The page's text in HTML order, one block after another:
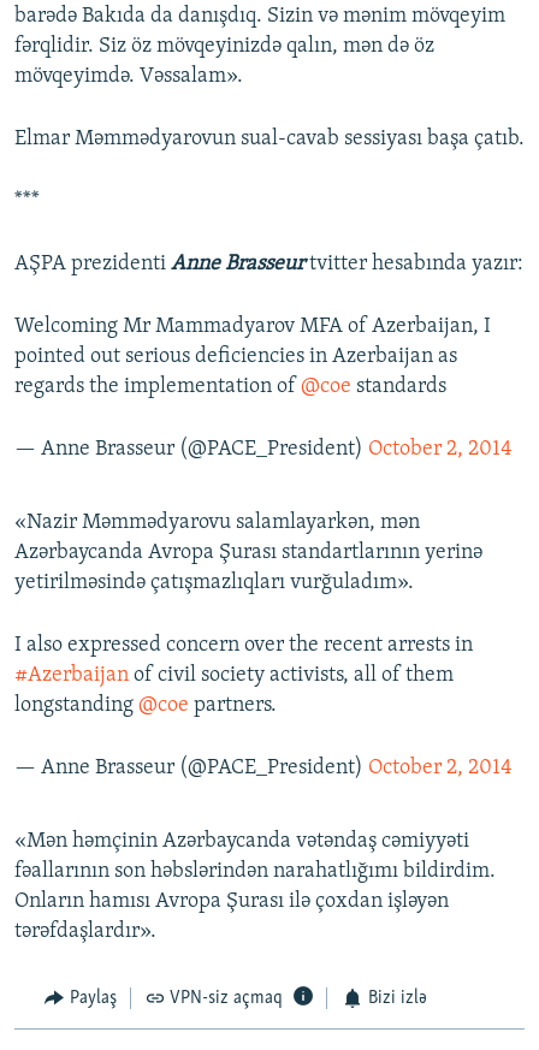
barədə Bakıda da danışdıq. Sizin və mənim mövqeyim
fərqlidir. Siz öz mövqeyinizdə qalın, mən də öz
mövqeyimdə. Vəssalam».
Elmar Məmmədyarovun sual-cavab sessiyası başa çatıb.
***
AŞPA prezidenti Anne Brasseurtvitter hesabında yazır:
Welcoming Mr Mammadyarov MFA of Azerbaijan, I
pointed out serious deficiencies in Azerbaijan as
regards the implementation of @coe standards
— Anne Brasseur (@PACE_President) October 2, 2014
«Nazir Məmmədyarovu salamlayarkən, mən
Azərbaycanda Avropa Şurası standartlarının yerinə
yetirilməsində çatışmazlıqları vurğuladım».
I also expressed concern over the recent arrests in
#Azerbaijan of civil society activists, all of them
longstanding @coe partners.
— Anne Brasseur (@PACE_President) October 2, 2014
«Mən həmçinin Azərbaycanda vətəndaş cəmiyyəti
fəallarının son həbslərindən narahatlığımı bildirdim.
Onların hamısı Avropa Şurası ilə çoxdan işləyən
tərəfdaşlardır».
Paylaş VPN-siz açmaq Bizi izlə